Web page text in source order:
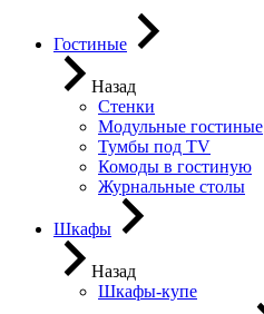
Гостиные
Назад
Стенки
Модульные гостиные
Тумбы под ТV
Комоды в гостиную
Журнальные столы
Шкафы
Назад
Шкафы-купе